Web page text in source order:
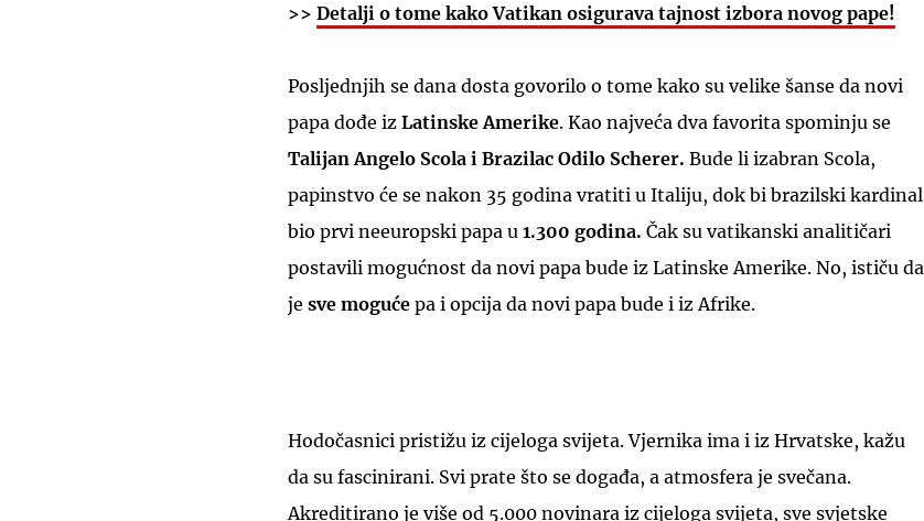
>> Detalji o tome kako Vatikan osigurava tajnost izbora novog pape!
Posljednjih se dana dosta govorilo o tome kako su velike šanse da novi
papa dođe iz Latinske Amerike. Kao najveća dva favorita spominju se
Talijan Angelo Scola i Brazilac Odilo Scherer. Bude li izabran Scola,
papinstvo će se nakon 35 godina vratiti u Italiju, dok bi brazilski kardinal
bio prvi neeuropski papa u 1.300 godina. Čak su vatikanski analitičari
postavili mogućnost da novi papa bude iz Latinske Amerike. No, ističu da
je sve moguće pa i opcija da novi papa bude i iz Afrike.
Hodočasnici pristižu iz cijeloga svijeta. Vjernika ima i iz Hrvatske, kažu
da su fascinirani. Svi prate što se događa, a atmosfera je svečana.
Akreditirano je više od 5.000 novinara iz cijeloga svijeta, sve svjetske